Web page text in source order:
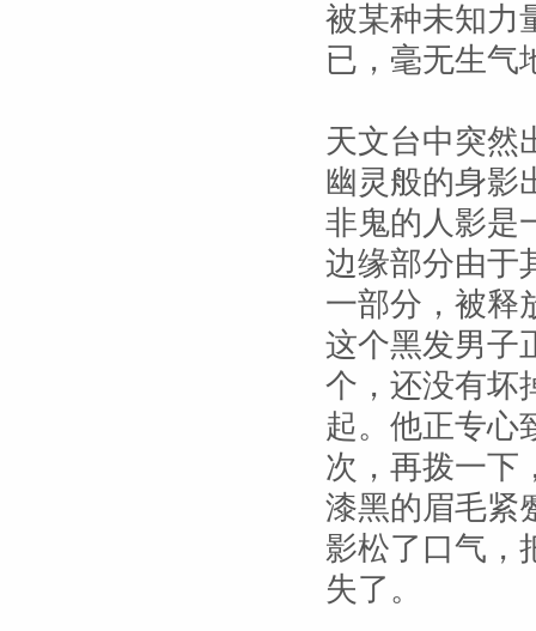
被某种未知力
已，毫无生气
天文台中突然
幽灵般的身影
非鬼的人影是
边缘部分由于
一部分，被释
这个黑发男子
个，还没有坏
起。他正专心
次，再拨一下
漆黑的眉毛紧
影松了口气，
失了。